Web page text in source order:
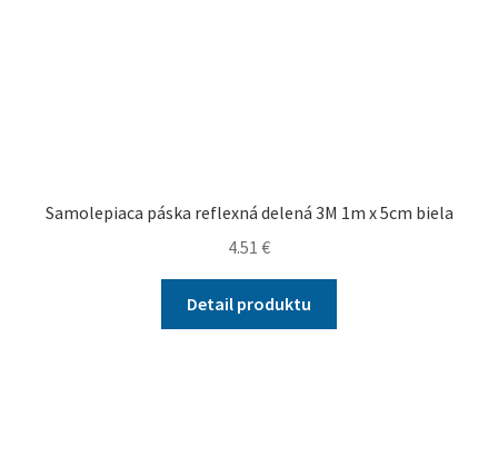
Samolepiaca páska reflexná delená 3M 1m x 5cm biela
4.51 €
Detail produktu